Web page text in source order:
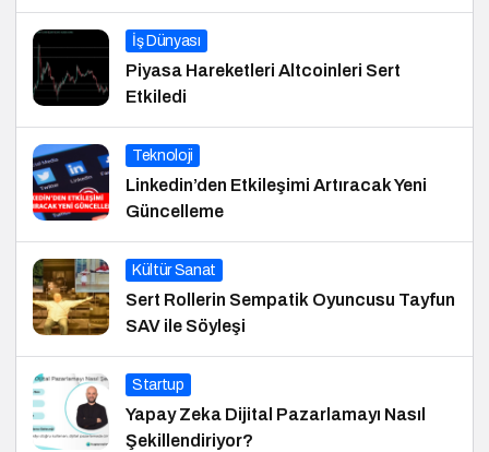
İş Dünyası
Piyasa Hareketleri Altcoinleri Sert
Etkiledi
Teknoloji
Linkedin’den Etkileşimi Artıracak Yeni
Güncelleme
Kültür Sanat
Sert Rollerin Sempatik Oyuncusu Tayfun
SAV ile Söyleşi
Startup
Yapay Zeka Dijital Pazarlamayı Nasıl
Şekillendiriyor?